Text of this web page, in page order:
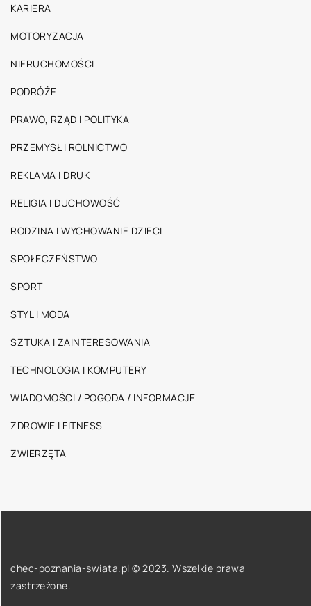
KARIERA
MOTORYZACJA
NIERUCHOMOŚCI
PODRÓŻE
PRAWO, RZĄD I POLITYKA
PRZEMYSŁ I ROLNICTWO
REKLAMA I DRUK
RELIGIA I DUCHOWOŚĆ
RODZINA I WYCHOWANIE DZIECI
SPOŁECZEŃSTWO
SPORT
STYL I MODA
SZTUKA I ZAINTERESOWANIA
TECHNOLOGIA I KOMPUTERY
WIADOMOŚCI / POGODA / INFORMACJE
ZDROWIE I FITNESS
ZWIERZĘTA
chec-poznania-swiata.pl © 2023. Wszelkie prawa
zastrzeżone.